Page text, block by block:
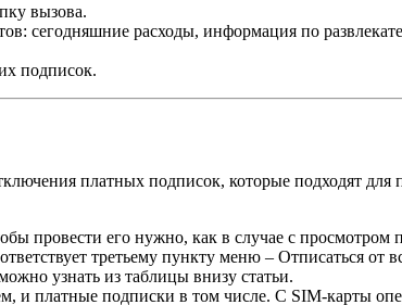
вызова.
сегодняшние расходы, информация по
подписок.
платных подписок, которые подходят для
провести его нужно, как в случае с просмотром
третьему пункту меню – Отписаться от
узнать из таблицы внизу статьи.
и платные подписки в том числе. С SIM-карты